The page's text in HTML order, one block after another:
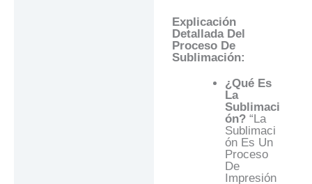
Explicación
Detallada Del
Proceso De
Sublimación:
¿Qué Es
La
Sublimaci
Ón? “La
Sublimaci
Ón Es Un
Proceso
De
Impresión